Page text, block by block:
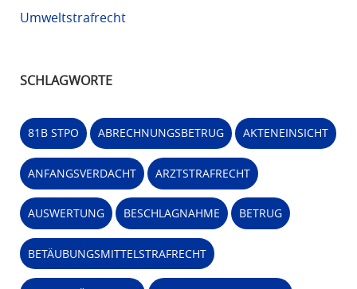
Umweltstrafrecht
SCHLAGWORTE
81B STPO ABRECHNUNGSBETRUG AKTENEINSICHT
ANFANGSVERDACHT ARZTSTRAFRECHT
AUSWERTUNG BESCHLAGNAHME BETRUG
BETÄUBUNGSMITTELSTRAFRECHT